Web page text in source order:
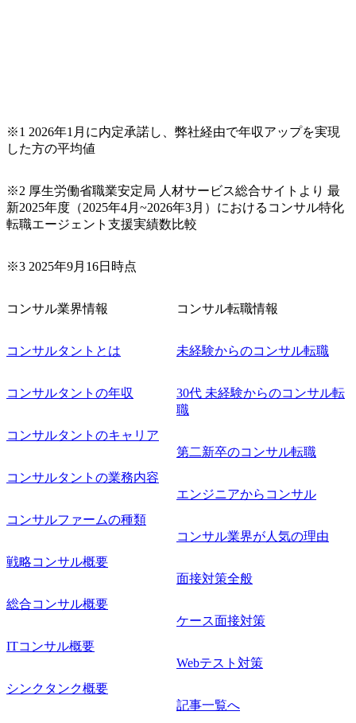
※1 2026年1月に内定承諾し、弊社経由で年収アップを実現
した方の平均値
※2 厚生労働省職業安定局 人材サービス総合サイトより 最
新2025年度（2025年4月~2026年3月）におけるコンサル特化
転職エージェント支援実績数比較
※3 2025年9月16日時点
コンサル業界情報
コンサルタントとは
コンサルタントの年収
コンサルタントのキャリア
コンサルタントの業務内容
コンサルファームの種類
戦略コンサル概要
総合コンサル概要
ITコンサル概要
シンクタンク概要
コンサル転職情報
未経験からのコンサル転職
30代 未経験からのコンサル転
職
第二新卒のコンサル転職
エンジニアからコンサル
コンサル業界が人気の理由
面接対策全般
ケース面接対策
Webテスト対策
記事一覧へ